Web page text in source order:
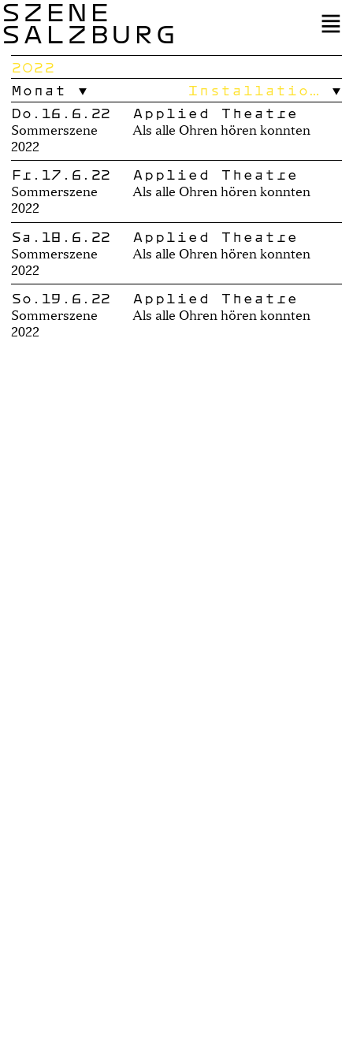
SZENE
SALZBURG
2022
Monat
Installatio…
Do.16.6.22
Sommerszene
2022
Applied Theatre
Als alle Ohren hören konnten
Fr.17.6.22
Sommerszene
2022
Applied Theatre
Als alle Ohren hören konnten
Sa.18.6.22
Sommerszene
2022
Applied Theatre
Als alle Ohren hören konnten
So.19.6.22
Sommerszene
2022
Applied Theatre
Als alle Ohren hören konnten